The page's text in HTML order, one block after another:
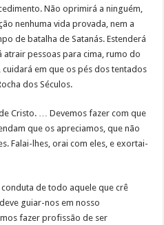
Não oprimirá a ninguém,
nenhuma vida provada, nem a
de batalha de Satanás. Estenderá
pessoas para cima, rumo do
em que os pés dos tentados
dos Séculos.
Cristo. … Devemos fazer com que
que os apreciamos, que não
Falai-lhes, orai com eles, e exortai-
de todo aquele que crê
guiar-nos em nosso
fazer profissão de ser